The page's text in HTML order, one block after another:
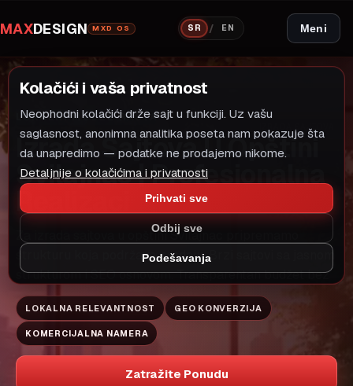
MAXDESIGN MXD OS SR / EN Meni
IZRADA SAJTOVA
LOKALNI MODEL RASTA
Izrada Sajtova U Opštini
Svilajnac | Profesionalna
Realizaci
Za izrada sajtova u opštini Svilajnac pripremamo
strukturu koja podržava prodaju. Brzi sajtovi sa jasnom
strukturom i SEO osnovom. Transparentan budžet bez
LOKALNA RELEVANTNOST GEO KONVERZIJA
KOMERCIJALNA NAMERA
Zatražite Ponudu
Kolačići i vaša privatnost
Neophodni kolačići drže sajt u funkciji. Uz vašu
saglasnost, anonimna analitika poseta nam pokazuje šta
da unapredimo — podatke ne prodajemo nikome.
Detaljnije o kolačićima i privatnosti
Prihvati sve
Odbij sve
Podešavanja